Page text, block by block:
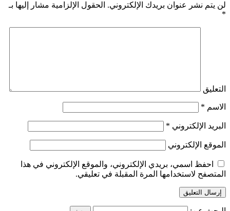
لن يتم نشر عنوان بريدك الإلكتروني. الحقول الإلزامية مشار إليها بـ
*
التعليق
الاسم *
البريد الإلكتروني *
الموقع الإلكتروني
احفظ اسمي، بريدي الإلكتروني، والموقع الإلكتروني في هذا
المتصفح لاستخدامها المرة المقبلة في تعليقي.